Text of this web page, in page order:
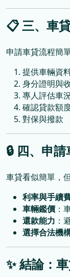
📋三、車
申請車貸流程簡
提供車輛資
身分證明與
專人評估車
確認貸款額
對保與撥款
🔒 四、申
車貸看似簡單，
利率與手續
車輛鑑價 ：
還款能力 ：
選擇合法機
✨結論：